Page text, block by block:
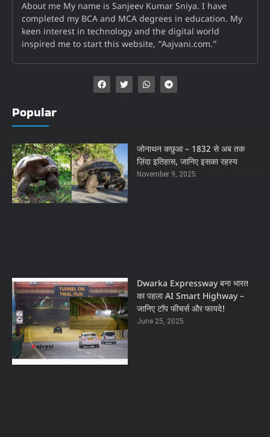
About me My name is Sanjeev Kumar Sniya. I have
completed my BCA and MCA degrees in education. My
keen interest in technology and the digital world
inspired me to start this website, “Aajvani.com.”
Popular
जोनाथन कछुआ – 1832 से अब तक
ज़िंदा इतिहास, जानिए इसका रहस्य
November 9, 2025
Dwarka Expressway बना भारत
का पहला AI Smart Highway –
जानिए टॉप फीचर्स और फायदे!
June 25, 2025